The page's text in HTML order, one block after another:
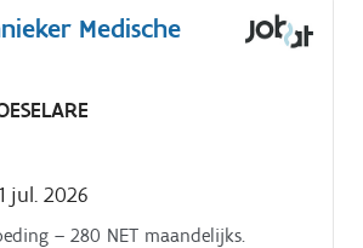
Medische
jul. 2026
– 280 NET maandelijks.